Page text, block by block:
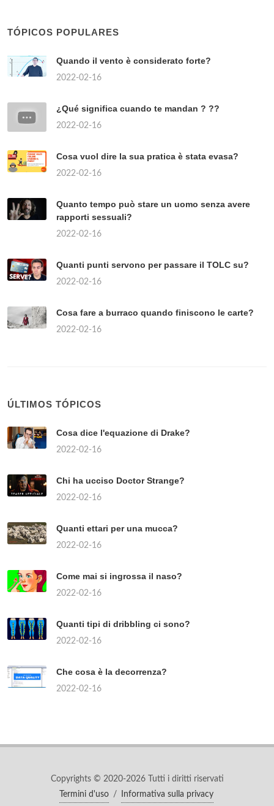
TÓPICOS POPULARES
Quando il vento è considerato forte?
2022-02-16
¿Qué significa cuando te mandan ? ??
2022-02-16
Cosa vuol dire la sua pratica è stata evasa?
2022-02-16
Quanto tempo può stare un uomo senza avere
rapporti sessuali?
2022-02-16
Quanti punti servono per passare il TOLC su?
2022-02-16
Cosa fare a burraco quando finiscono le carte?
2022-02-16
ÚLTIMOS TÓPICOS
Cosa dice l'equazione di Drake?
2022-02-16
Chi ha ucciso Doctor Strange?
2022-02-16
Quanti ettari per una mucca?
2022-02-16
Come mai si ingrossa il naso?
2022-02-16
Quanti tipi di dribbling ci sono?
2022-02-16
Che cosa è la decorrenza?
2022-02-16
Copyrights © 2020-2026 Tutti i diritti riservati
Termini d'uso
/ Informativa sulla privacy